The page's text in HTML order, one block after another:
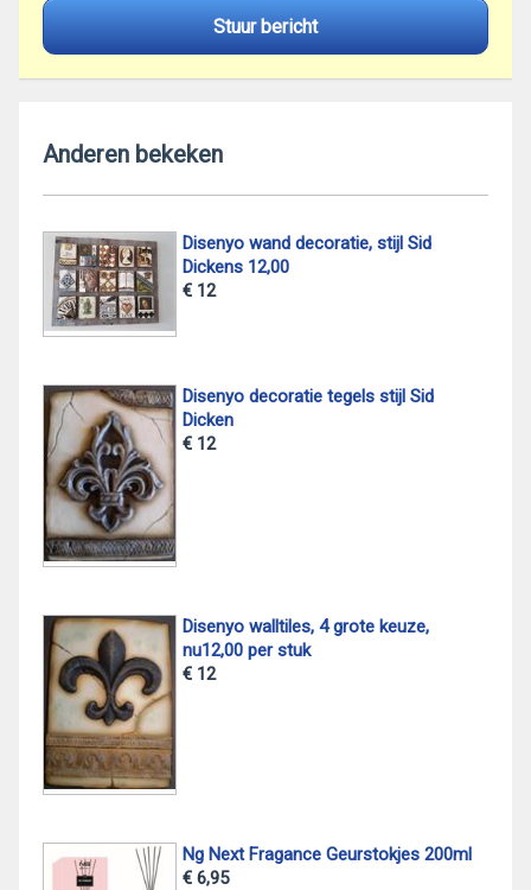
Stuur bericht
Anderen bekeken
Disenyo wand decoratie, stijl Sid
Dickens 12,00
€ 12
Disenyo decoratie tegels stijl Sid
Dicken
€ 12
Disenyo walltiles, 4 grote keuze,
nu12,00 per stuk
€ 12
Ng Next Fragance Geurstokjes 200ml
€ 6,95